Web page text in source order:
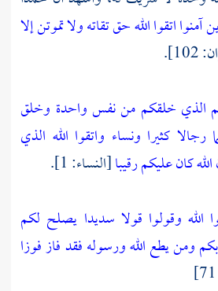
آمنوا اتقوا الله حق تقاته ولا تموتن إلا
الذي خلقكم من نفس واحدة وخلق
كثيرا ونساء واتقوا الله الذي
كان عليكم رقيبا[النساء: 1].
الله وقولوا قولا سديدا يصلح لكم
ومن يطع الله ورسوله فقد فاز فوزا